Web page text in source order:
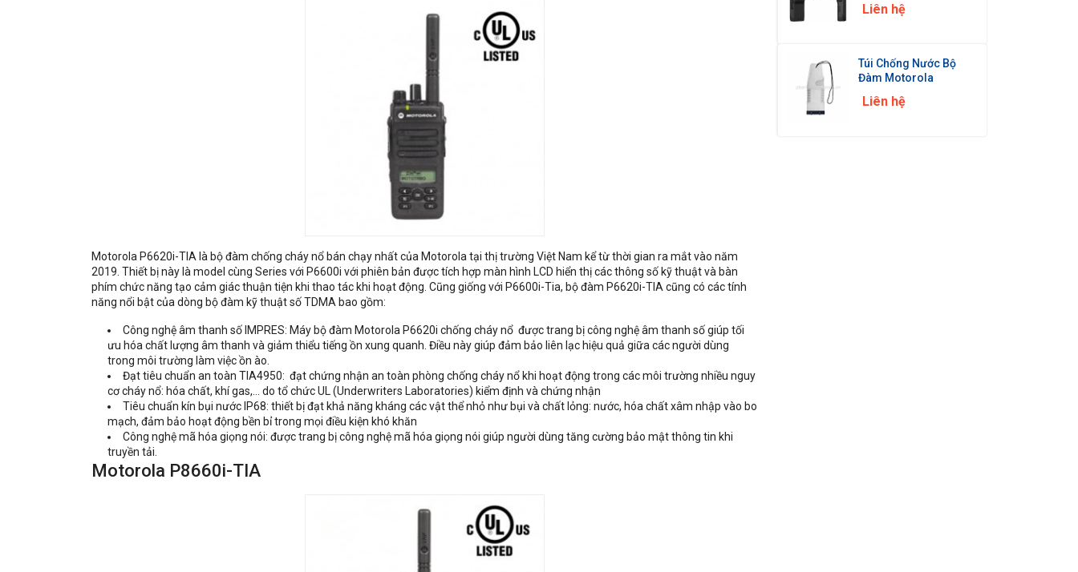
Motorola P6620i-TIA là bộ đàm chống cháy nổ bán chạy nhất của Motorola tại thị trường Việt Nam kể từ thời gian ra mắt vào năm
2019. Thiết bị này là model cùng Series với P6600i với phiên bản được tích hợp màn hình LCD hiển thị các thông số kỹ thuật và bàn
phím chức năng tạo cảm giác thuận tiện khi thao tác khi hoạt động. Cũng giống với P6600i-Tia, bộ đàm P6620i-TIA cũng có các tính
năng nổi bật của dòng bộ đàm kỹ thuật số TDMA bao gồm:
Công nghệ âm thanh số IMPRES: Máy bộ đàm Motorola P6620i chống cháy nổ được trang bị công nghệ âm thanh số giúp tối
ưu hóa chất lượng âm thanh và giảm thiểu tiếng ồn xung quanh. Điều này giúp đảm bảo liên lạc hiệu quả giữa các người dùng
trong môi trường làm việc ồn ào.
Đạt tiêu chuẩn an toàn TIA4950: đạt chứng nhận an toàn phòng chống cháy nổ khi hoạt động trong các môi trường nhiều nguy
cơ cháy nổ: hóa chất, khí gas,… do tổ chức UL (Underwriters Laboratories) kiểm định và chứng nhận
Tiêu chuẩn kín bụi nước IP68: thiết bị đạt khả năng kháng các vật thể nhỏ như bụi và chất lỏng: nước, hóa chất xâm nhập vào bo
mạch, đảm bảo hoạt động bền bỉ trong mọi điều kiện khó khăn
Công nghệ mã hóa giọng nói: được trang bị công nghệ mã hóa giọng nói giúp người dùng tăng cường bảo mật thông tin khi
truyền tải.
Motorola P8660i-TIA
Liên hệ
Túi Chống Nước Bộ
Đàm Motorola
Liên hệ